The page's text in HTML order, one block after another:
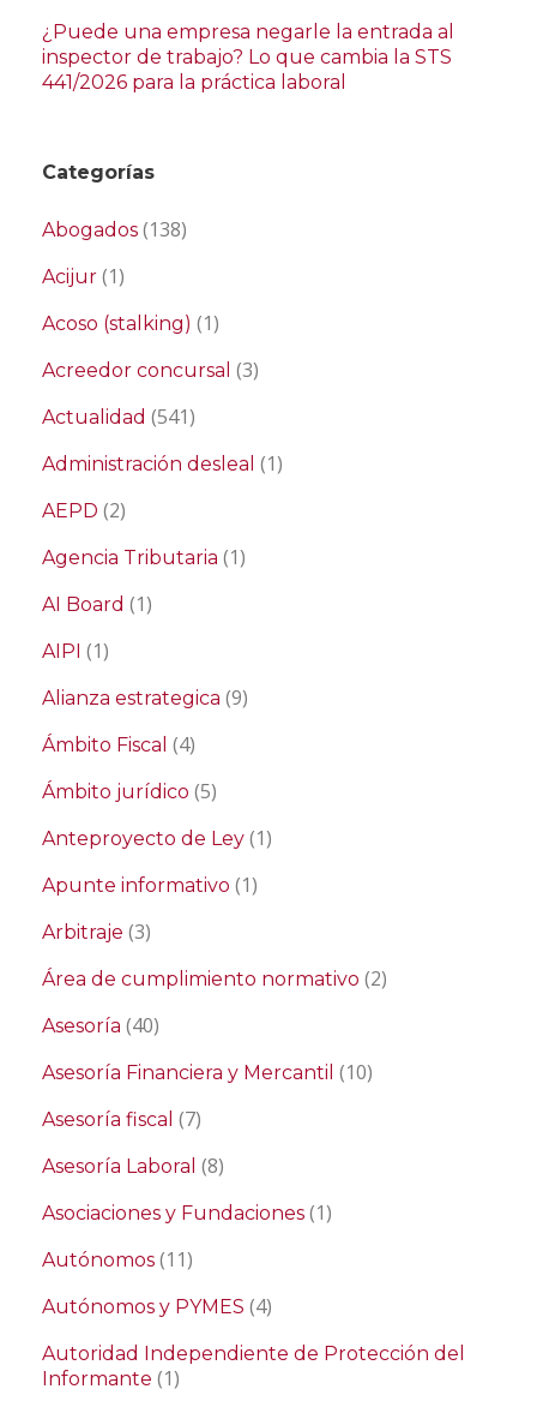
¿Puede una empresa negarle la entrada al
inspector de trabajo? Lo que cambia la STS
441/2026 para la práctica laboral
Categorías
Abogados (138)
Acijur (1)
Acoso (stalking) (1)
Acreedor concursal (3)
Actualidad (541)
Administración desleal (1)
AEPD (2)
Agencia Tributaria (1)
AI Board (1)
AIPI (1)
Alianza estrategica (9)
Ámbito Fiscal (4)
Ámbito jurídico (5)
Anteproyecto de Ley (1)
Apunte informativo (1)
Arbitraje (3)
Área de cumplimiento normativo (2)
Asesoría (40)
Asesoría Financiera y Mercantil (10)
Asesoría fiscal (7)
Asesoría Laboral (8)
Asociaciones y Fundaciones (1)
Autónomos (11)
Autónomos y PYMES (4)
Autoridad Independiente de Protección del
Informante (1)